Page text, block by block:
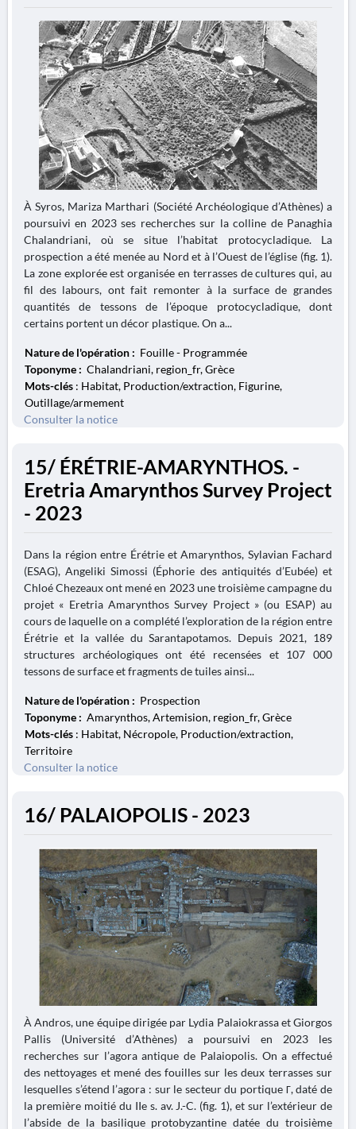
À Syros, Mariza Marthari (Société Archéologique d’Athènes) a
poursuivi en 2023 ses recherches sur la colline de Panaghia
Chalandriani, où se situe l’habitat protocycladique. La
prospection a été menée au Nord et à l’Ouest de l’église (fig. 1).
La zone explorée est organisée en terrasses de cultures qui, au
fil des labours, ont fait remonter à la surface de grandes
quantités de tessons de l’époque protocycladique, dont
certains portent un décor plastique. On a...
Nature de l'opération : Fouille - Programmée
Toponyme : Chalandriani, region_fr, Grèce
Mots-clés : Habitat, Production/extraction, Figurine,
Outillage/armement
Consulter la notice
15/ ÉRÉTRIE-AMARYNTHOS. -
Eretria Amarynthos Survey Project
- 2023
Dans la région entre Érétrie et Amarynthos, Sylavian Fachard
(ESAG), Angeliki Simossi (Éphorie des antiquités d’Eubée) et
Chloé Chezeaux ont mené en 2023 une troisième campagne du
projet « Eretria Amarynthos Survey Project » (ou ESAP) au
cours de laquelle on a complété l’exploration de la région entre
Érétrie et la vallée du Sarantapotamos. Depuis 2021, 189
structures archéologiques ont été recensées et 107 000
tessons de surface et fragments de tuiles ainsi...
Nature de l'opération : Prospection
Toponyme : Amarynthos, Artemision, region_fr, Grèce
Mots-clés : Habitat, Nécropole, Production/extraction,
Territoire
Consulter la notice
16/ PALAIOPOLIS - 2023
À Andros, une équipe dirigée par Lydia Palaiokrassa et Giorgos
Pallis (Université d’Athènes) a poursuivi en 2023 les
recherches sur l’agora antique de Palaiopolis. On a effectué
des nettoyages et mené des fouilles sur les deux terrasses sur
lesquelles s’étend l’agora : sur le secteur du portique Γ, daté de
la première moitié du IIe s. av. J.-C. (fig. 1), et sur l’extérieur de
l’abside de la basilique protobyzantine datée du troisième